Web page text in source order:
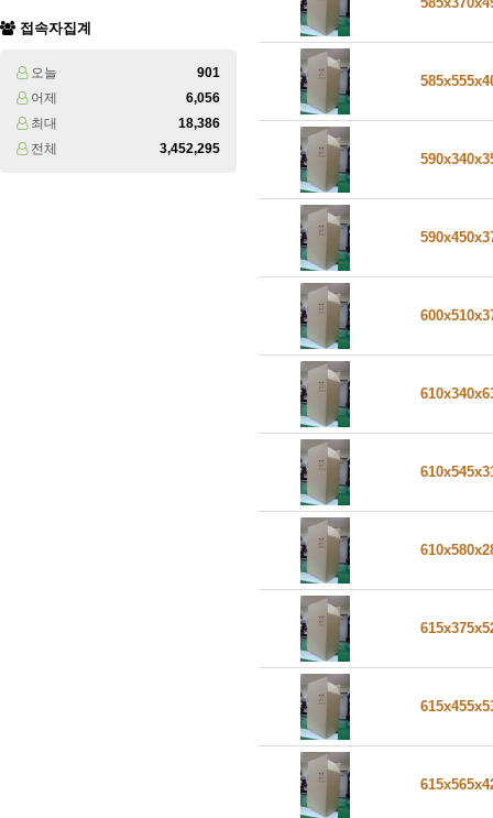
접속자집계
오늘
901
어제
6,056
최대
18,386
전체
3,452,295